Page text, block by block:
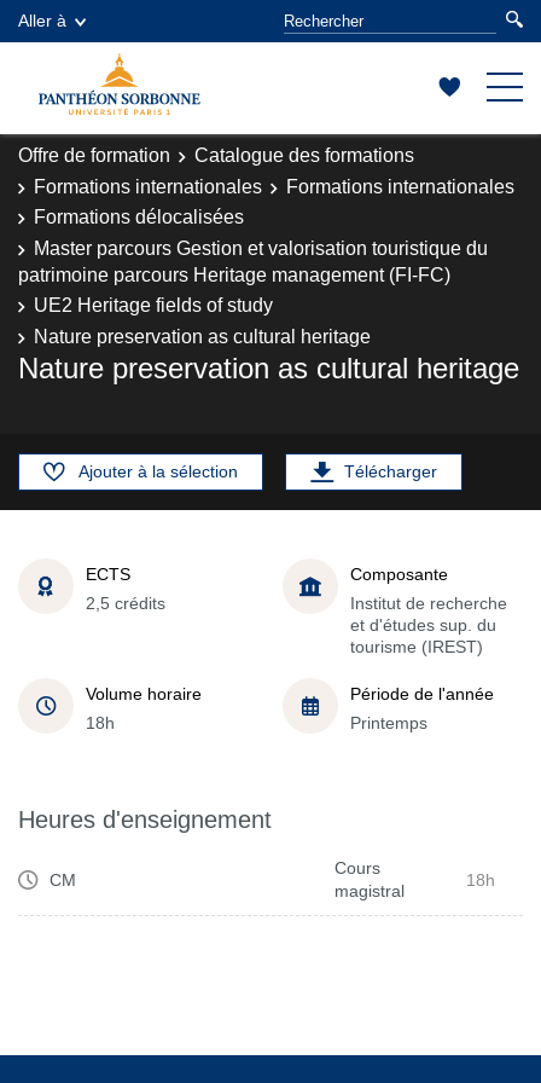
Aller à
Offre de formation
Catalogue des formations
Formations internationales
Formations internationales
Formations délocalisées
Master parcours Gestion et valorisation touristique du
patrimoine parcours Heritage management (FI-FC)
UE2 Heritage fields of study
Nature preservation as cultural heritage
Nature preservation as cultural heritage
Ajouter à la sélection Télécharger
ECTS
2,5 crédits
Composante
Institut de recherche
et d'études sup. du
tourisme (IREST)
Volume horaire
18h
Période de l'année
Printemps
Heures d'enseignement
CM
Cours
magistral
18h